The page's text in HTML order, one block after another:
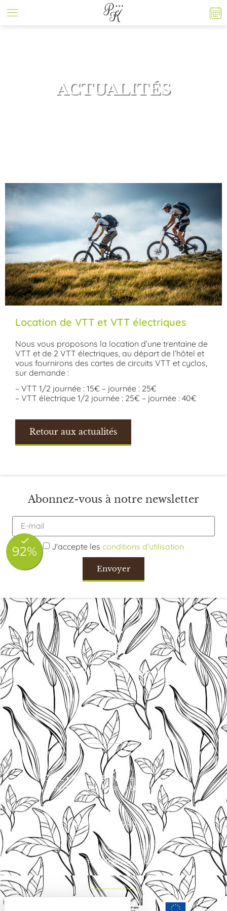
ACTUALITÉS
Location de VTT et VTT électriques
Nous vous proposons la location d’une trentaine de
VTT et de 2 VTT électriques, au départ de l’hôtel et
vous fournirons des cartes de circuits VTT et cyclos,
sur demande :
– VTT 1/2 journée : 15€ – journée : 25€
– VTT électrique 1/2 journée : 25€ – journée : 40€
Retour aux actualités
Abonnez-vous à notre newsletter
J'accepte les conditions d'utilisation
Envoyer
HOTEL • RESTAURANT Le Petit Kohlberg
Lieu dit Petit Kohlberg 68480 Lucelle
Tel. +33 (0)3 89 40 85 30
info@petitkohlberg.com
Panneau de gestion des cookies